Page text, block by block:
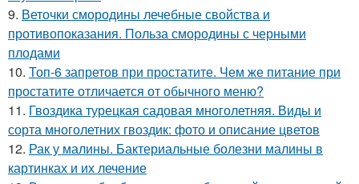
9. Веточки смородины лечебные свойства и
противопоказания. Польза смородины с черными
плодами
10. Топ-6 запретов при простатите. Чем же питание при
простатите отличается от обычного меню?
11. Гвоздика турецкая садовая многолетняя. Виды и
сорта многолетних гвоздик: фото и описание цветов
12. Рак у малины. Бактериальные болезни малины в
картинках и их лечение